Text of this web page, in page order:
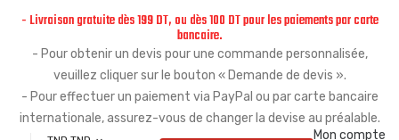
- Livraison gratuite dès 199 DT, ou dès 100 DT pour les paiements par carte
bancaire.
- Pour obtenir un devis pour une commande personnalisée,
veuillez cliquer sur le bouton « Demande de devis ».
- Pour effectuer un paiement via PayPal ou par carte bancaire
internationale, assurez-vous de changer la devise au préalable.
Mon compte